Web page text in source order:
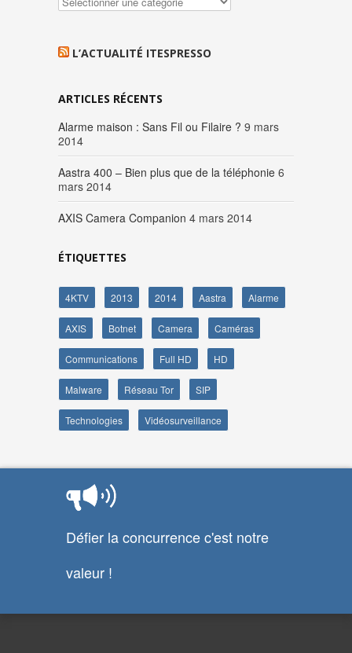
L’ACTUALITÉ ITESPRESSO
ARTICLES RÉCENTS
Alarme maison : Sans Fil ou Filaire ? 9 mars
2014
Aastra 400 – Bien plus que de la téléphonie 6
mars 2014
AXIS Camera Companion 4 mars 2014
ÉTIQUETTES
4KTV 2013 2014 Aastra Alarme
AXIS Botnet Camera Caméras
Communications Full HD HD
Malware Réseau Tor SIP
Technologies Vidéosurveillance
Défier la concurrence c'est notre
valeur !